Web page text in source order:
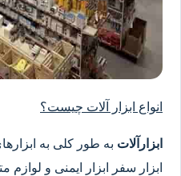
انواع ابزار آلات چیست؟
ابزارآلات به طور کلی به
ابزار سفر ابزار ایمنی و